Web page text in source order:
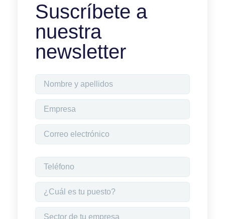
Suscríbete a
nuestra
newsletter